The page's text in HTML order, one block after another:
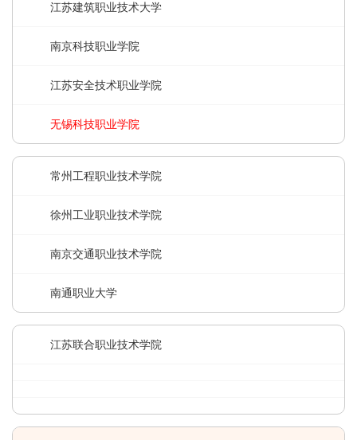
江苏建筑职业技术大学
南京科技职业学院
江苏安全技术职业学院
无锡科技职业学院
常州工程职业技术学院
徐州工业职业技术学院
南京交通职业技术学院
南通职业大学
江苏联合职业技术学院